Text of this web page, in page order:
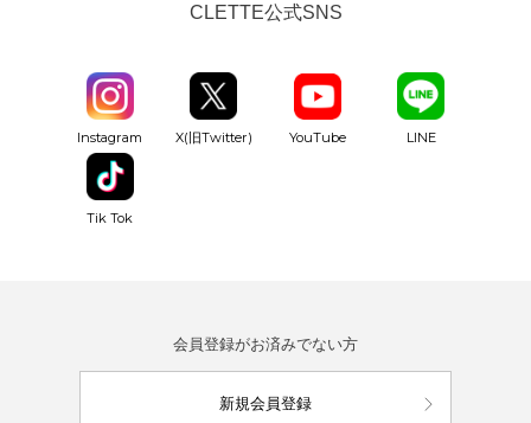
CLETTE公式SNS
Instagram X(旧Twitter) YouTube LINE
Tik Tok
会員登録がお済みでない方
新規会員登録